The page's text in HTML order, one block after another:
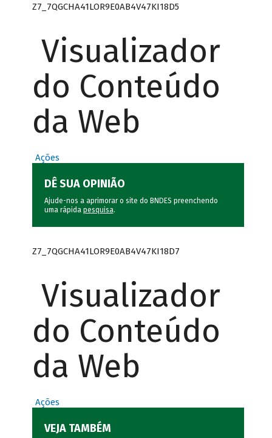
Z7_7QGCHA41LOR9E0AB4V47KI18D5
Visualizador
do Conteúdo
da Web
Ações
DÊ SUA OPINIÃO
Ajude-nos a aprimorar o site do BNDES preenchendo
uma rápida pesquisa.
Z7_7QGCHA41LOR9E0AB4V47KI18D7
Visualizador
do Conteúdo
da Web
Ações
VEJA TAMBÉM